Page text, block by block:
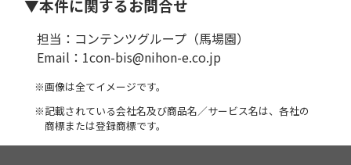
▼本件に関するお問合せ
担当：コンテンツグループ（馬場園）
Email：1con-bis@nihon-e.co.jp
※画像は全てイメージです。
※記載されている会社名及び商品名／サービス名は、各社の
商標または登録商標です。